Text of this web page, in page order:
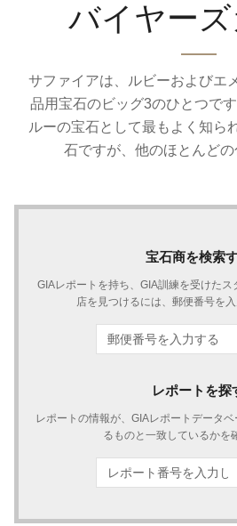
バイヤー
サファイアは、ルビーおよびエ
品用宝石のビッグ3のひとつで
ルーの宝石として最もよく知ら
石ですが、他のほとんどの
宝石商を検索
GIAレポートを持ち、GIA訓練を受けた
店を見つけるには、郵便番号を入
レポートを探
レポートの情報が、GIAレポートデータ
るものと一致しているかを